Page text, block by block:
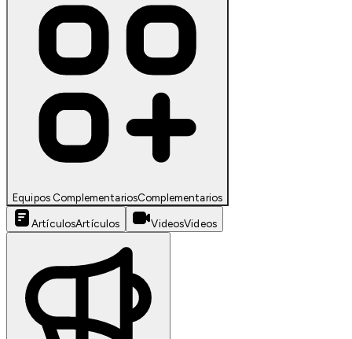
Equipos ComplementariosComplementarios
ArtículosArtículos VideosVideos